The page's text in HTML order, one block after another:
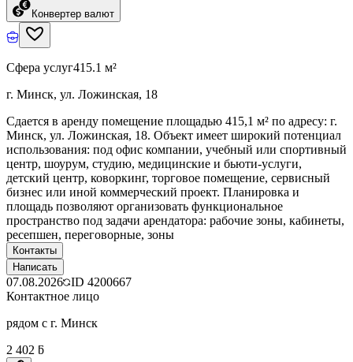
Конвертер валют
Сфера услуг415.1 м²
г. Минск, ул. Ложинская, 18
Сдается в аренду помещение площадью 415,1 м² по адресу: г.
Минск, ул. Ложинская, 18. Объект имеет широкий потенциал
использования: под офис компании, учебный или спортивный
центр, шоурум, студию, медицинские и бьюти-услуги,
детский центр, коворкинг, торговое помещение, сервисный
бизнес или иной коммерческий проект. Планировка и
площадь позволяют организовать функциональное
пространство под задачи арендатора: рабочие зоны, кабинеты,
ресепшен, переговорные, зоны
Контакты
Написать
07.08.2026 ID 4200667
Контактное лицо
рядом с г. Минск
2 402 ƃ